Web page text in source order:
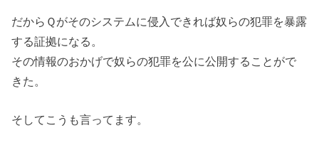
だからＱがそのシステムに侵入できれば奴らの犯罪を暴露
する証拠になる。
その情報のおかげで奴らの犯罪を公に公開することがで
きた。
そしてこうも言ってます。